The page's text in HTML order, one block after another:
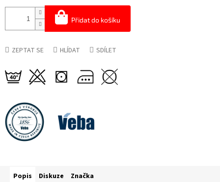
Přidat do košíku
ZEPTAT SE HLÍDAT SDÍLET
Popis Diskuze Značka